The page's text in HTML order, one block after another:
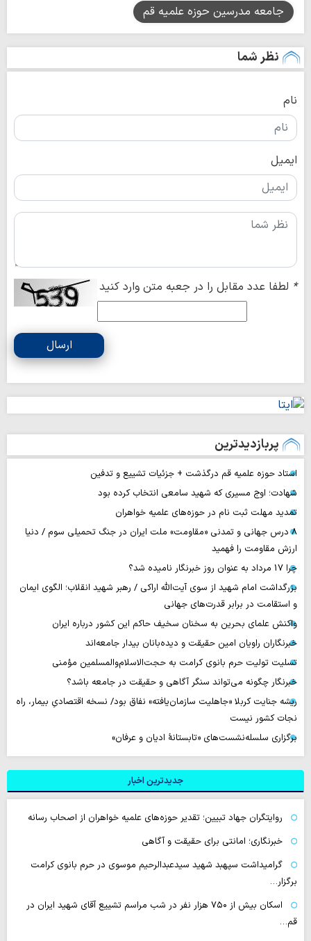
جامعه مدرسین حوزه علمیه قم
نظر شما
نام
ایمیل
* لطفا عدد مقابل را در جعبه متن وارد کنید
ارسال
پربازدیدترین
استاد حوزه علمیه قم درگذشت + جزئیات تشییع و تدفین
شهادت؛ اوج مسیری که شهید سامعی انتخاب کرده بود
تمدید مهلت ثبت نام در حوزه‌های علمیه خواهران
۸ درس جهانی و تمدنی «مقاومت» ملت ایران در جنگ تحمیلی سوم / دنیا
ارزش مقاومت را فهمید
چرا 17 مرداد به عنوان روز خبرنگار نامیده شد؟
بزرگداشت امام شهید از سوی آیت‌الله اراکی / رهبر شهید انقلاب؛ الگوی ایمان
و استقامت در برابر قدرت‌های جهانی
واکنش علمای بحرین به سخنان سخیف حاکم این کشور درباره ایران
خبرنگاران راویان امین حقیقت و دیده‌بانان بیدار جامعه‌اند
تسلیت تولیت حرم بانوی کرامت به حجت‌الاسلام‌والمسلمین مؤمنی
خبرنگار چگونه می‌تواند سنگر آگاهی و حقیقت در جامعه باشد؟
ریشه جنایت کربلا «جاهلیت سازمان‌یافته» نفاق بود/ نسخه اقتصادیِ بیمار، راه
نجات کشور نیست
برگزاری سلسله‌نشست‌های «تابستانهٔ ادیان و عرفان»
جدیدترین اخبار
روایتگران جهاد تبیین؛ تقدیر حوزه‌های علمیه خواهران از اصحاب رسانه
خبرنگاری؛ امانتی برای حقیقت و آگاهی
گرامیداشت سپهبد شهید سیدعبدالرحیم موسوی در حرم بانوی کرامت
برگزار…
اسکان بیش از ۷۵۰ هزار نفر در شب مراسم تشییع آقای شهید ایران در
قم…